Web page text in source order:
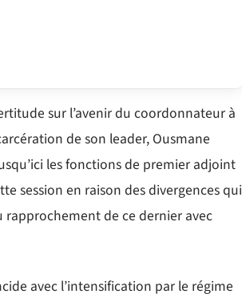
sur l’avenir du coordonnateur à
de son leader, Ousmane
les fonctions de premier adjoint
session en raison des divergences qui
de ce dernier avec
avec l’intensification par le régime